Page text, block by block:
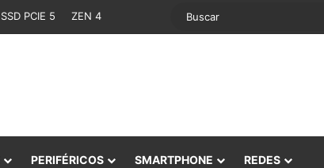
SSD PCIE 5 ZEN 4
PERIFÉRICOS SMARTPHONE REDES